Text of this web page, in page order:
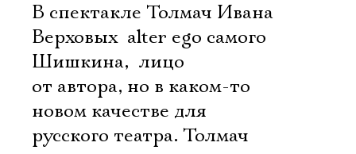
В спектакле Толмач Ивана
Верховых  alter ego самого
Шишкина,  лицо
от автора, но в каком-то
новом качестве для
русского театра. Толмач